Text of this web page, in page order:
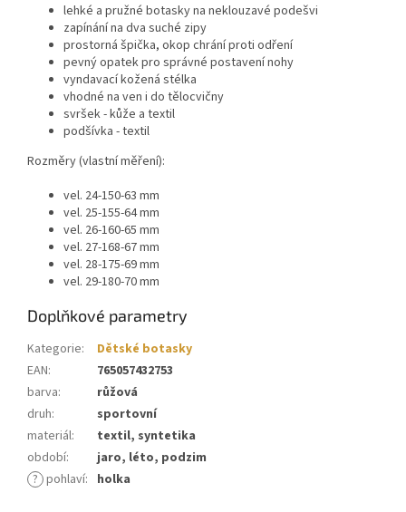
lehké a pružné botasky na neklouzavé podešvi
zapínání na dva suché zipy
prostorná špička, okop chrání proti odření
pevný opatek pro správné postavení nohy
vyndavací kožená stélka
vhodné na ven i do tělocvičny
svršek - kůže a textil
podšívka - textil
Rozměry (vlastní měření):
vel. 24-150-63 mm
vel. 25-155-64 mm
vel. 26-160-65 mm
vel. 27-168-67 mm
vel. 28-175-69 mm
vel. 29-180-70 mm
Doplňkové parametry
Kategorie:
Dětské botasky
EAN:
765057432753
barva:
růžová
druh:
sportovní
materiál:
textil, syntetika
období:
jaro, léto, podzim
? pohlaví: holka